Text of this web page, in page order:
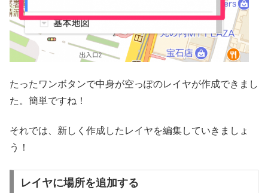
たったワンボタンで中身が空っぽのレイヤが作成できまし
た。簡単ですね！
それでは、新しく作成したレイヤを編集していきましょ
う！
レイヤに場所を追加する